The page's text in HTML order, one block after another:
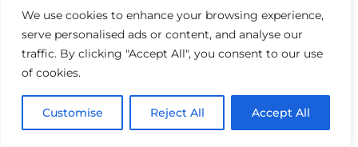
We use cookies to enhance your browsing experience,
serve personalised ads or content, and analyse our
traffic. By clicking "Accept All", you consent to our use
of cookies.
Customise Reject All Accept All